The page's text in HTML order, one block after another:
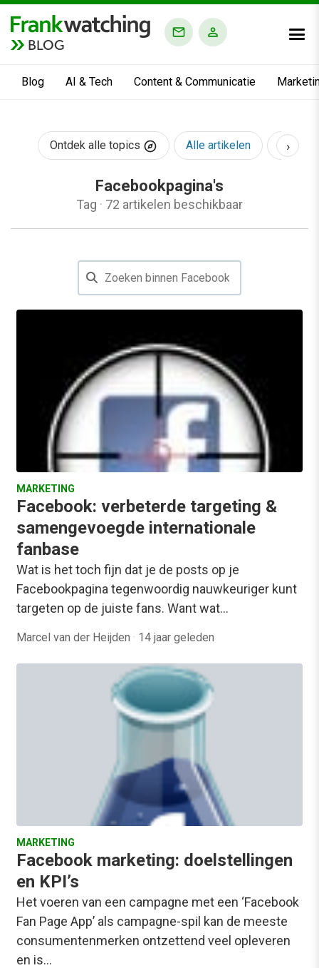
BLOG
Blog AI & Tech Content & Communicatie
Ontdek alle topics Alle artikelen AI &
›
Facebookpagina's
Tag · 72 artikelen beschikbaar
MARKETING
Facebook: verbeterde targeting &
samengevoegde internationale
fanbase
Wat is het toch fijn dat je de posts op je
Facebookpagina tegenwoordig nauwkeuriger kunt
targeten op de juiste fans. Want wat…
Marcel van der Heijden · 14 jaar geleden
MARKETING
Facebook marketing: doelstellingen
en KPI’s
Het voeren van een campagne met een ‘Facebook
Fan Page App’ als campagne-spil kan de meeste
consumentenmerken ontzettend veel opleveren
en is…